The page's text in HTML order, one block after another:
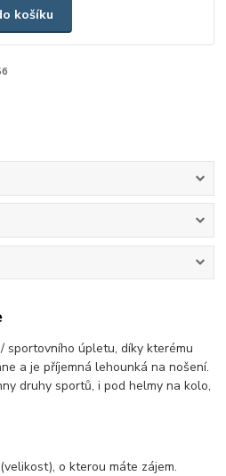
košíku
sportovního úpletu, díky kterému
a je příjemná lehounká na nošení.
druhy sportů, i pod helmy na kolo,
o kterou máte zájem.